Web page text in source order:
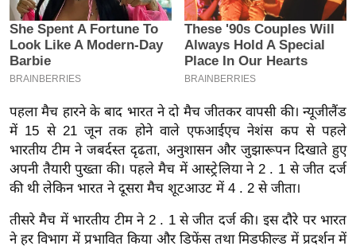
-
पे
प
र
सा
ल
बे
सा
ल
पहला मैच हारने के बाद भारत ने दो मैच जीतकर वापसी की। न्यूजीलैंड
में 15 से 21 जून तक होने वाले एफआईएच नेशंस कप से पहले
भारतीय टीम ने जबर्दस्त दृढता, अनुशासन और जुझारूपन दिखाते हुए
अपनी तैयारी पुख्ता की। पहले मैच में आस्ट्रेलिया ने 2 . 1 से जीत दर्ज
की थी लेकिन भारत ने दूसरा मैच शूटआउट में 4 . 2 से जीता।
तीसरे मैच में भारतीय टीम ने 2 . 1 से जीत दर्ज की। इस दौरे पर भारत
ने हर विभाग में प्रभावित किया और डिफेंस तथा मिडफील्ड में प्रदर्शन में